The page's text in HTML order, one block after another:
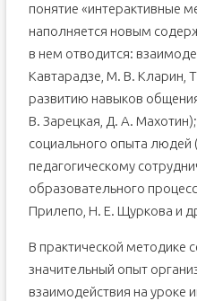
Языковые школы
Разговорный подход
Английский по фильмам,
Интерактивные игры и
Как выбрать свою
Интерактивные методы на
«Интерактивные методы на
понятие «интерактивные
наполняется новым
в нем отводится:
Кавтарадзе, М. В. Кларин,
развитию навыков
В. Зарецкая, Д. А.
социального опыта людей
педагогическому
образовательного
Прилепо, Н. Е. Щуркова и
В практической методике
значительный опыт
взаимодействия на уроке